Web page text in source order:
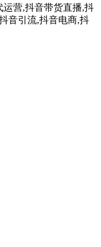
营,抖音带货直播,抖
音引流,抖音电商,抖